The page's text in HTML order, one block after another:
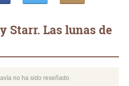
Starr. Las lunas de
no ha sido reseñado